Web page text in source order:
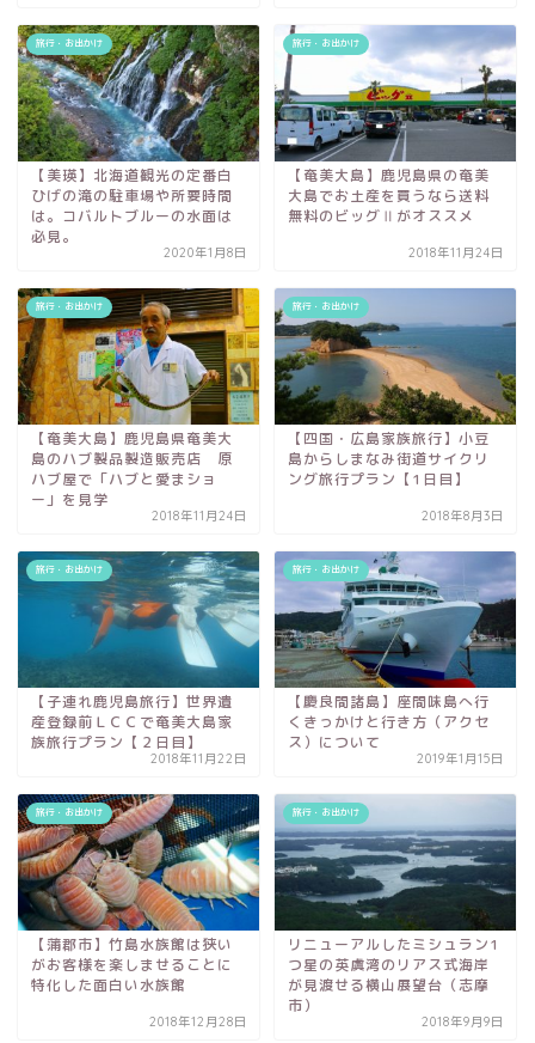
旅行・お出かけ
【美瑛】北海道観光の定番白
ひげの滝の駐車場や所要時間
は。コバルトブルーの水面は
必見。
2020年1月8日
旅行・お出かけ
【奄美大島】鹿児島県の奄美
大島でお土産を買うなら送料
無料のビッグⅡがオススメ
2018年11月24日
旅行・お出かけ
【奄美大島】鹿児島県奄美大
島のハブ製品製造販売店 原
ハブ屋で「ハブと愛まショ
ー」を見学
2018年11月24日
旅行・お出かけ
【四国・広島家族旅行】小豆
島からしまなみ街道サイクリ
ング旅行プラン【1日目】
2018年8月3日
旅行・お出かけ
【子連れ鹿児島旅行】世界遺
産登録前ＬＣＣで奄美大島家
族旅行プラン【２日目】
2018年11月22日
旅行・お出かけ
【慶良間諸島】座間味島へ行
くきっかけと行き方（アクセ
ス）について
2019年1月15日
旅行・お出かけ
【蒲郡市】竹島水族館は狭い
がお客様を楽しませることに
特化した面白い水族館
2018年12月28日
旅行・お出かけ
リニューアルしたミシュラン1
つ星の英虞湾のリアス式海岸
が見渡せる横山展望台（志摩
市）
2018年9月9日